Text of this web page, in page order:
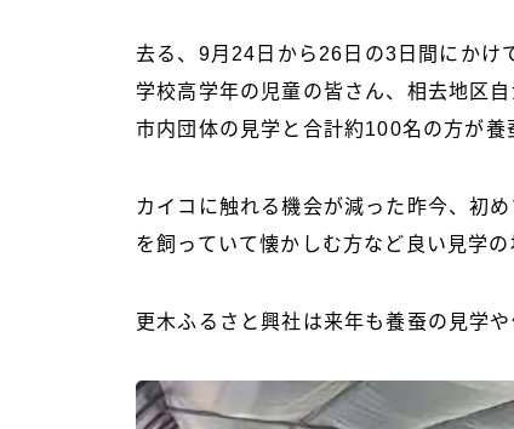
去る、9月24日から26日の3日間にかけ
学校高学年の児童の皆さん、相去地区
市内団体の見学と合計約100名の方が養
カイコに触れる機会が減った昨今、初
を飼っていて懐かしむ方など良い見学の
更木ふるさと興社は来年も養蚕の見学